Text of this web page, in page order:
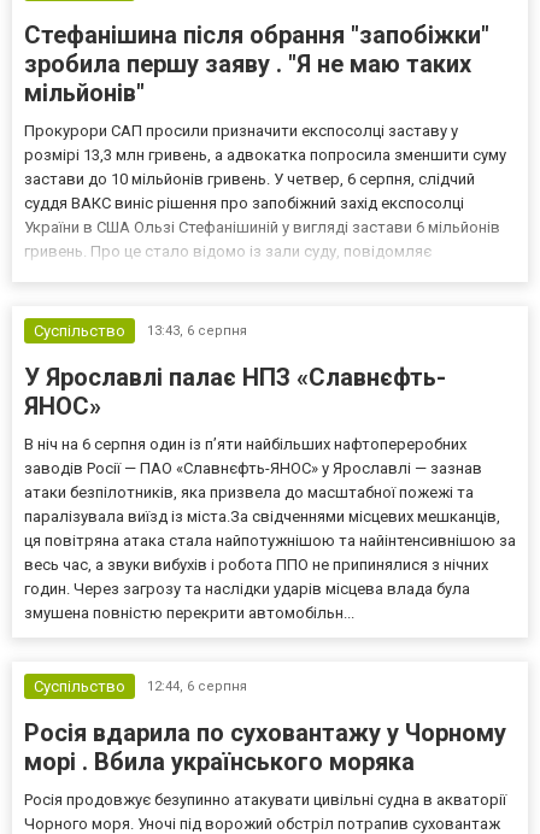
Стефанішина після обрання "запобіжки"
зробила першу заяву . "Я не маю таких
мільйонів"
Прокурори САП просили призначити експосолці заставу у
розмірі 13,3 млн гривень, а адвокатка попросила зменшити суму
застави до 10 мільйонів гривень. У четвер, 6 серпня, слідчий
суддя ВАКС виніс рішення про запобіжний захід експосолці
України в США Ользі Стефанішиній у вигляді застави 6 мільйонів
гривень. Про це стало відомо із зали суду, повідомляє
Суспільство
13:43, 6 серпня
У Ярославлі палає НПЗ «Славнєфть-
ЯНОС»
В ніч на 6 серпня один із п’яти найбільших нафтопереробних
заводів Росії — ПАО «Славнєфть-ЯНОС» у Ярославлі — зазнав
атаки безпілотників, яка призвела до масштабної пожежі та
паралізувала виїзд із міста.За свідченнями місцевих мешканців,
ця повітряна атака стала найпотужнішою та найінтенсивнішою за
весь час, а звуки вибухів і робота ППО не припинялися з нічних
годин. Через загрозу та наслідки ударів місцева влада була
змушена повністю перекрити автомобільн...
Суспільство 12:44, 6 серпня
Росія вдарила по суховантажу у Чорному
морі . Вбила українського моряка
Росія продовжує безупинно атакувати цивільні судна в акваторії
Чорного моря. Уночі під ворожий обстріл потрапив суховантаж